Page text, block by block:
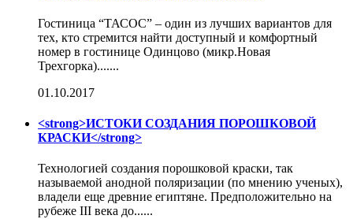
Гостиница “ТАСОС” – один из лучших вариантов для
тех, кто стремится найти доступный и комфортный
номер в гостинице Одинцово (микр.Новая
Трехгорка).......
01.10.2017
<strong>ИСТОКИ СОЗДАНИЯ ПОРОШКОВОЙ
КРАСКИ</strong>
Технологией создания порошковой краски, так
называемой анодной поляризации (по мнению ученых),
владели еще древние египтяне. Предположительно на
рубеже III века до......